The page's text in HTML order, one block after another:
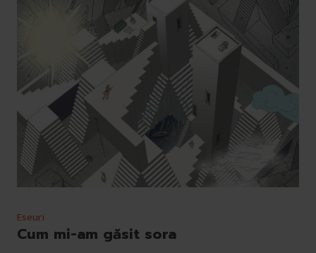
Eseuri
Cum mi-am găsit sora